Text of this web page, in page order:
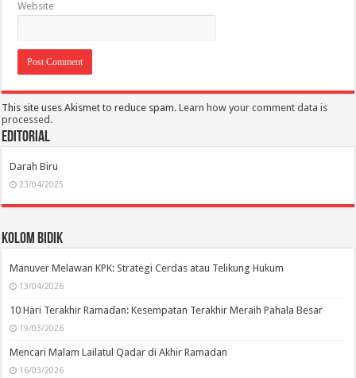
Website
This site uses Akismet to reduce spam.Learn how your comment data is
processed.
Editorial
Darah Biru
23/04/2025
Kolom Bidik
Manuver Melawan KPK: Strategi Cerdas atau Telikung Hukum
13/04/2026
10 Hari Terakhir Ramadan: Kesempatan Terakhir Meraih Pahala Besar
19/03/2026
Mencari Malam Lailatul Qadar di Akhir Ramadan
16/03/2026